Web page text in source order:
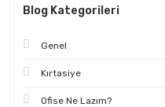
Blog Kategorileri
Genel
Kırtasiye
Ofise Ne Lazım?